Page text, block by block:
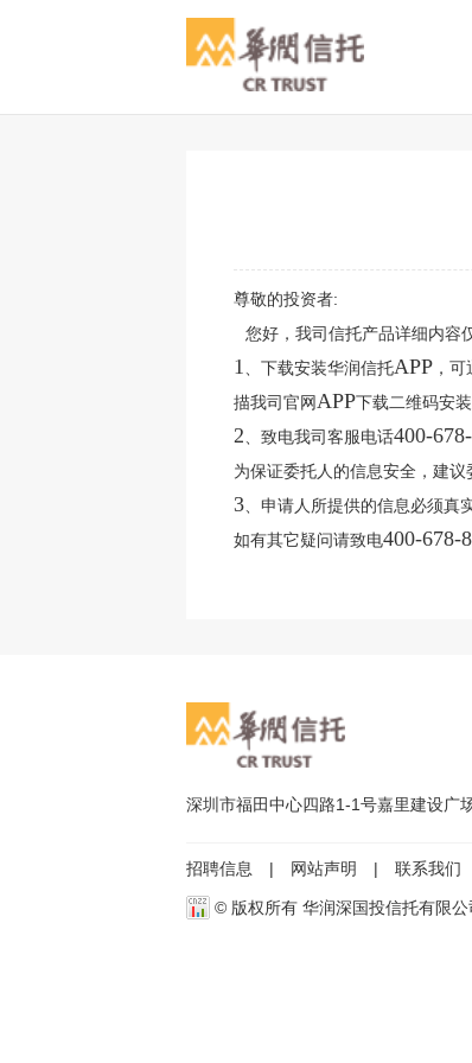
尊敬的投资者:
您好，我司信托产品详细内容
1 、下载安装华润信托APP ，
描我司官网APP下载二维码安装
2 、致电我司客服电话400-
为保证委托人的信息安全，建
3 、申请人所提供的信息必须真
如有其它疑问请致电400-678-
深圳市福田中心四路1-1号嘉里建设广
招聘信息 | 网站声明 | 联系我们
© 版权所有 华润深国投信托有限公